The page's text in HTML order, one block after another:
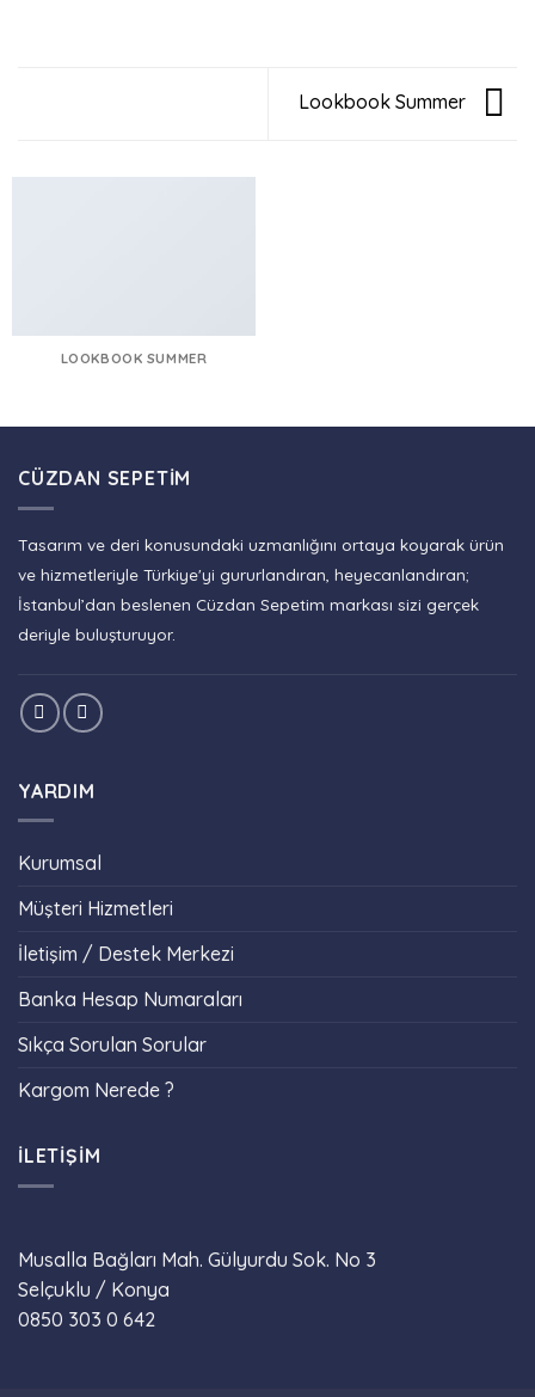
Lookbook Summer
LOOKBOOK SUMMER
CÜZDAN SEPETIM
Tasarım ve deri konusundaki uzmanlığını ortaya koyarak ürün
ve hizmetleriyle Türkiye'yi gururlandıran, heyecanlandıran;
İstanbul’dan beslenen Cüzdan Sepetim markası sizi gerçek
deriyle buluşturuyor.
YARDIM
Kurumsal
Müşteri Hizmetleri
İletişim / Destek Merkezi
Banka Hesap Numaraları
Sıkça Sorulan Sorular
Kargom Nerede ?
İLETIŞIM
Musalla Bağları Mah. Gülyurdu Sok. No 3
Selçuklu / Konya
0850 303 0 642